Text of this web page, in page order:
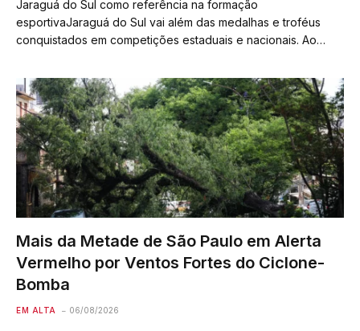
Jaraguá do Sul como referência na formação
esportivaJaraguá do Sul vai além das medalhas e troféus
conquistados em competições estaduais e nacionais. Ao
mais robustas de formação esportiva em Santa Catarina,…
Mais da Metade de São Paulo em Alerta
Vermelho por Ventos Fortes do Ciclone-
Bomba
EM ALTA 06/08/2026